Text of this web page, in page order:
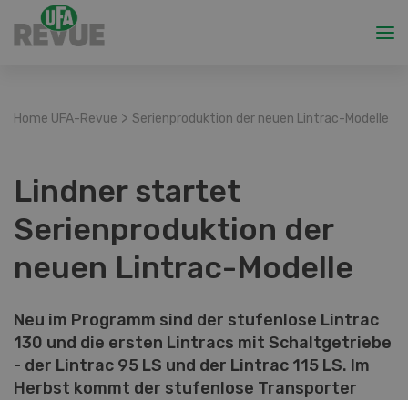
Home UFA-Revue > Serienproduktion der neuen Lintrac-Modelle
Lindner startet
Serienproduktion der
neuen Lintrac-Modelle
Neu im Programm sind der stufenlose Lintrac
130 und die ersten Lintracs mit Schaltgetriebe
- der Lintrac 95 LS und der Lintrac 115 LS. Im
Herbst kommt der stufenlose Transporter